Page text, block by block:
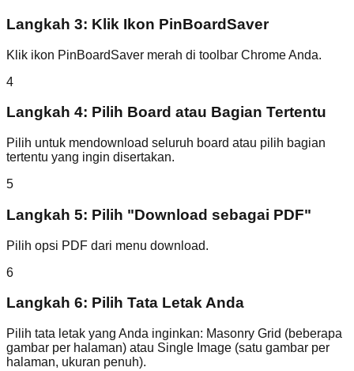
Langkah 3: Klik Ikon PinBoardSaver
Klik ikon PinBoardSaver merah di toolbar Chrome Anda.
4
Langkah 4: Pilih Board atau Bagian Tertentu
Pilih untuk mendownload seluruh board atau pilih bagian
tertentu yang ingin disertakan.
5
Langkah 5: Pilih "Download sebagai PDF"
Pilih opsi PDF dari menu download.
6
Langkah 6: Pilih Tata Letak Anda
Pilih tata letak yang Anda inginkan: Masonry Grid (beberapa
gambar per halaman) atau Single Image (satu gambar per
halaman, ukuran penuh).